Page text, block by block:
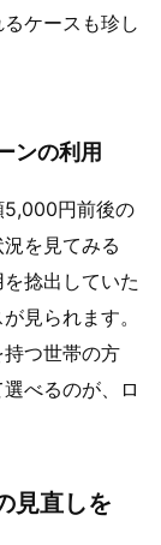
ケースも珍し
ンの利用
5,000円前後の
を見てみる
捻出していた
見られます。
つ世帯の方
べるのが、ロ
見直しを